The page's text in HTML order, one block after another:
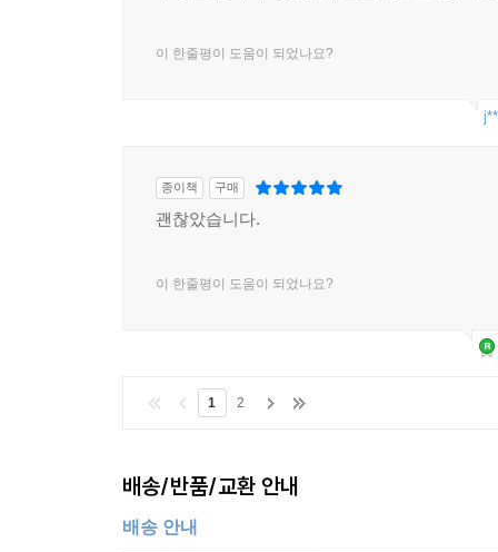
이 한줄평이 도움이 되었나요?
종이책 구매
괜찮았습니다.
이 한줄평이 도움이 되었나요?
1 2
배송/반품/교환 안내
배송 안내